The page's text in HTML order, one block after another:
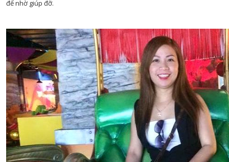
để nhờ giúp đỡ.